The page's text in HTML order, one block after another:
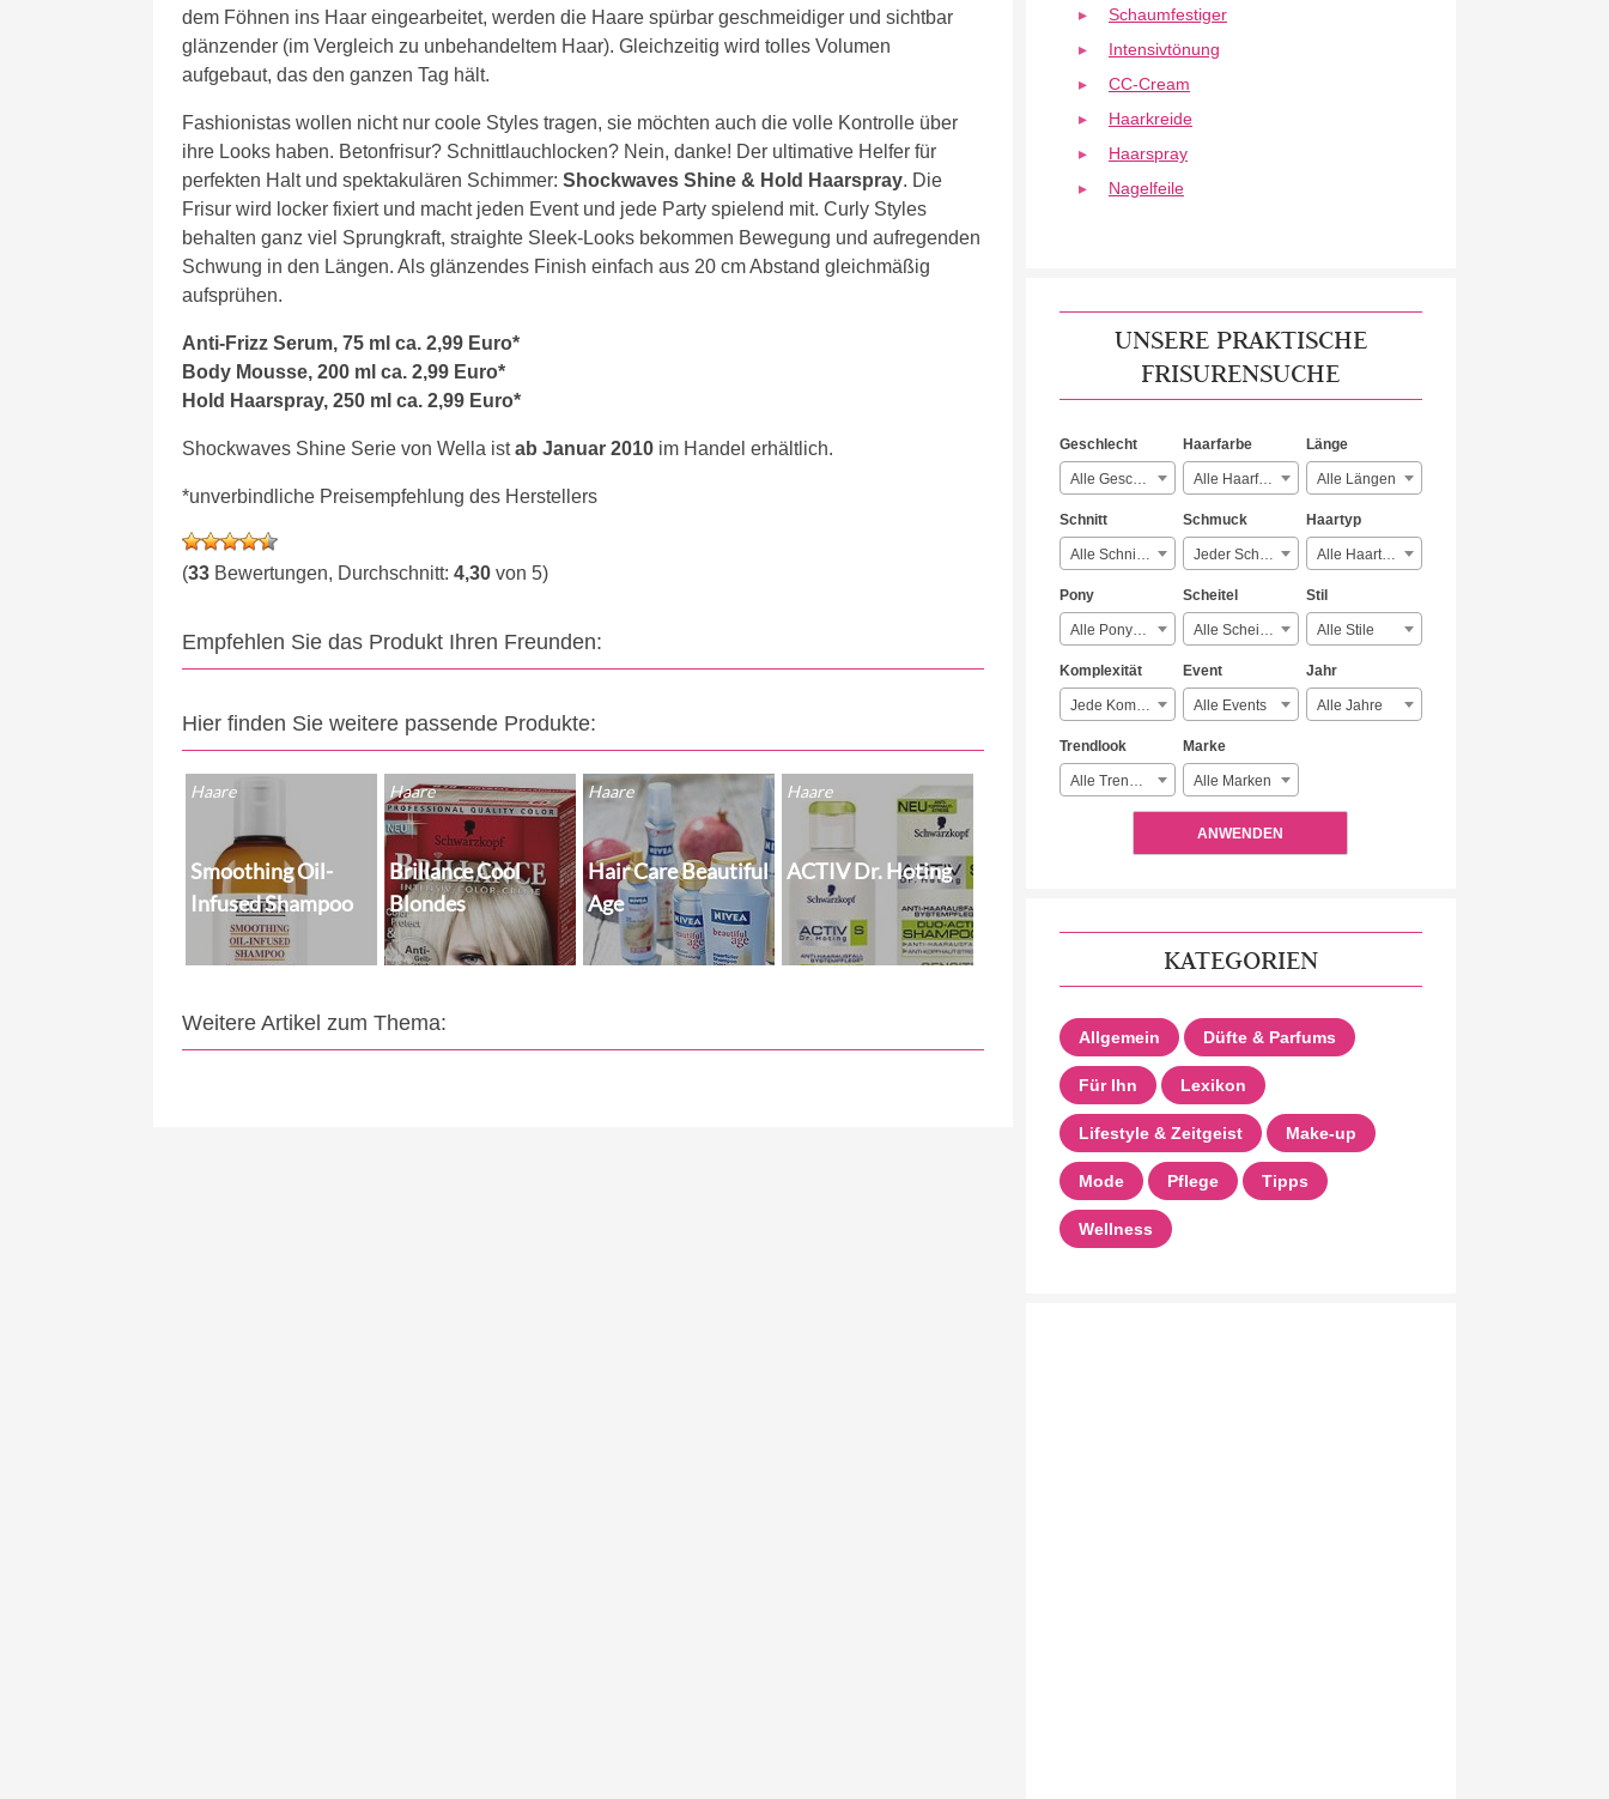
dem Föhnen ins Haar eingearbeitet, werden die Haare spürbar geschmeidiger und sichtbar
glänzender (im Vergleich zu unbehandeltem Haar). Gleichzeitig wird tolles Volumen
aufgebaut, das den ganzen Tag hält.
Fashionistas wollen nicht nur coole Styles tragen, sie möchten auch die volle Kontrolle über
ihre Looks haben. Betonfrisur? Schnittlauchlocken? Nein, danke! Der ultimative Helfer für
perfekten Halt und spektakulären Schimmer: Shockwaves Shine & Hold Haarspray. Die
Frisur wird locker fixiert und macht jeden Event und jede Party spielend mit. Curly Styles
behalten ganz viel Sprungkraft, straighte Sleek-Looks bekommen Bewegung und aufregenden
Schwung in den Längen. Als glänzendes Finish einfach aus 20 cm Abstand gleichmäßig
aufsprühen.
Anti-Frizz Serum, 75 ml ca. 2,99 Euro*
Body Mousse, 200 ml ca. 2,99 Euro*
Hold Haarspray, 250 ml ca. 2,99 Euro*
Shockwaves Shine Serie von Wella istab Januar 2010 im Handel erhältlich.
*unverbindliche Preisempfehlung des Herstellers
(33 Bewertungen, Durchschnitt: 4,30 von 5)
Empfehlen Sie das Produkt Ihren Freunden:
Hier finden Sie weitere passende Produkte:
Haare
Smoothing Oil-
Infused Shampoo
Haare
Brillance Cool
Blondes
Haare
Hair Care Beautiful
Age
Haare
ACTIV Dr. Hoting
Weitere Artikel zum Thema:
Schaumfestiger
Intensivtönung
CC-Cream
Haarkreide
Haarspray
Nagelfeile
UNSERE PRAKTISCHE
FRISURENSUCHE
Geschlecht
Alle Geschlechter
Haarfarbe
Alle Haarfarben
Länge
Alle Längen
Schnitt
Alle Schnitte
Schmuck
Jeder Schmuck
Haartyp
Alle Haartypen
Pony
Alle Ponyarten
Scheitel
Alle Scheitelarten
Stil
Alle Stile
Komplexität
Jede Komplexität
Event
Alle Events
Jahr
Alle Jahre
Trendlook
Alle Trendlooks
Marke
Alle Marken
ANWENDEN
KATEGORIEN
Allgemein Düfte & Parfums
Für Ihn Lexikon
Lifestyle & Zeitgeist Make-up
Mode Pflege Tipps
Wellness